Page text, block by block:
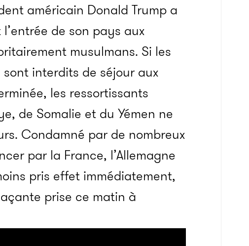
américain Donald Trump a
de son pays aux
musulmans. Si les
interdits de séjour aux
les ressortissants
de Somalie et du Yémen ne
Condamné par de nombreux
par la France, l’Allemagne
pris effet immédiatement,
prise ce matin à